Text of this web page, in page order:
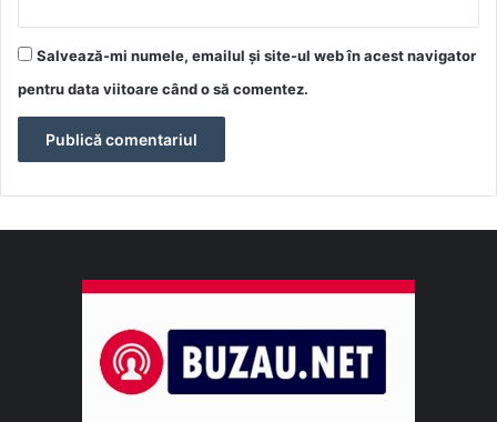
Salvează-mi numele, emailul și site-ul web în acest navigator
pentru data viitoare când o să comentez.